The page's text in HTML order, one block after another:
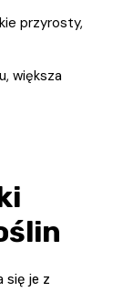
przyrosty,
większa
się je z